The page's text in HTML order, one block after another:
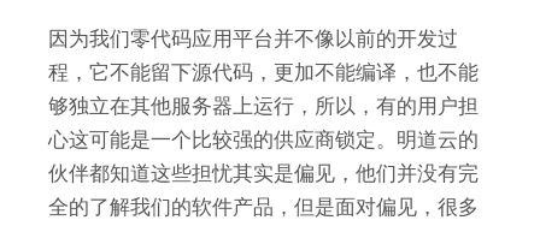
因为我们零代码应用平台并不像以前的开发过
程，它不能留下源代码，更加不能编译，也不能
够独立在其他服务器上运行，所以，有的用户担
心这可能是一个比较强的供应商锁定。明道云的
伙伴都知道这些担忧其实是偏见，他们并没有完
全的了解我们的软件产品，但是面对偏见，很多